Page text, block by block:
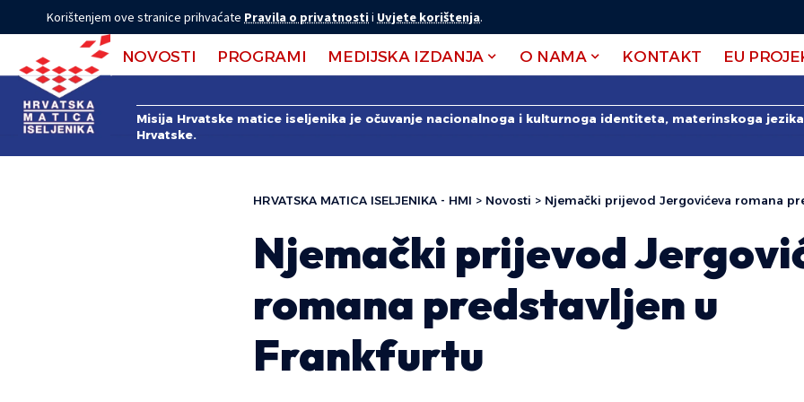
Korištenjem ove stranice prihvaćate Pravila o privatnostii Uvjete korištenja.
NOVOSTI PROGRAMI MEDIJSKA IZDANJA O NAMA KONTAKT EU
Misija Hrvatske matice iseljenika je očuvanje nacionalnoga i kulturnoga identiteta, materinskoga
Hrvatske.
HRVATSKA MATICA ISELJENIKA - HMI > Novosti > Njemački prijevod Jergovićeva romana
Njemački prijevod
romana predstavljen u
Frankfurtu